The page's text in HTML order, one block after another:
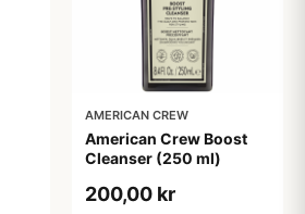
AMERICAN CREW
American Crew Boost
Cleanser (250 ml)
200,00 kr